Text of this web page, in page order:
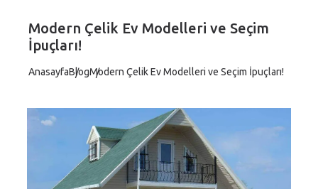
Modern Çelik Ev Modelleri ve Seçim
İpuçları!
AnasayfaBlogModern Çelik Ev Modelleri ve Seçim İpuçları!